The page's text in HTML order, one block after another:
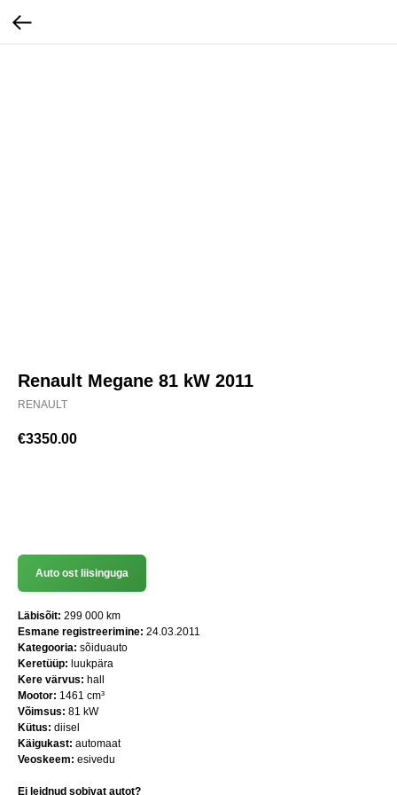
Renault Megane 81 kW 2011
RENAULT
€3350.00
Auto ost liisinguga
Läbisõit: 299 000 km
Esmane registreerimine: 24.03.2011
Kategooria: sõiduauto
Keretüüp: luukpära
Kere värvus: hall
Mootor: 1461 cm³
Võimsus: 81 kW
Kütus: diisel
Käigukast: automaat
Veoskeem: esivedu
Ei leidnud sobivat autot?